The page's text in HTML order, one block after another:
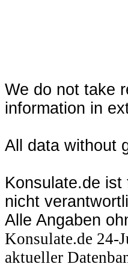
We do not take
information in
All data without
Konsulate.de
nicht
Alle Angaben
Konsulate.de 24-
aktueller